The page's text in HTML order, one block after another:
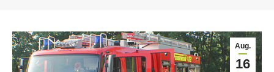
Aug.
16